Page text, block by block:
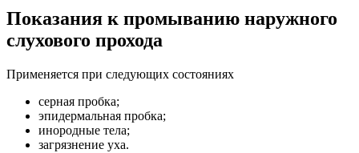
Показания к промыванию наружного
слухового прохода
Применяется при следующих состояниях
серная пробка;
эпидермальная пробка;
инородные тела;
загрязнение уха.